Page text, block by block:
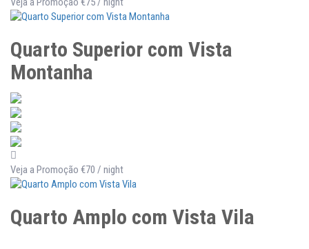
Quarto Superior com Vista
Montanha
Veja a Promoção €70 / night
Quarto Amplo com Vista Vila